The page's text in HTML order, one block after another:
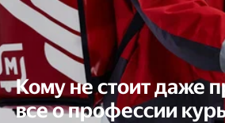
Кому не стоит даже
все о профессии